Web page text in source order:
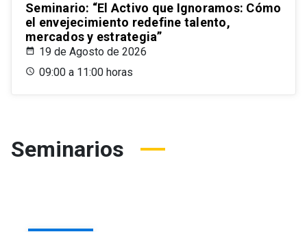
Seminario: “El Activo que Ignoramos: Cómo
el envejecimiento redefine talento,
mercados y estrategia”
19 de Agosto de 2026
09:00 a 11:00 horas
Seminarios